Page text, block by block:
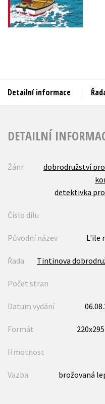
Auto - moto
Beletrie pro děti
Detailní informace
DETAILNÍ
Žánr
dobrodružství
detektivka
Číslo dílu
Původní název L'ile
Řada Tintinova
Počet stran
Datum vydání
Formát
Hmotnost
Vazba brožovaná